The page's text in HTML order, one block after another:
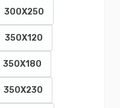
300X250
350X120
350X180
350X230